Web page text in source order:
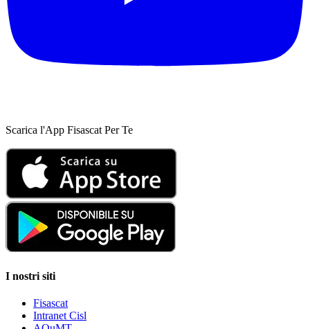
Scarica l'App Fisascat Per Te
I nostri siti
Fisascat
Intranet Cisl